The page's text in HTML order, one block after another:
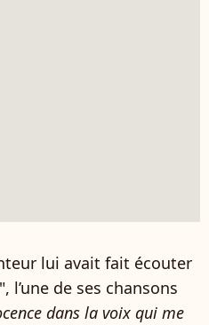
lui avait fait écouter
", l’une de ses chansons
dans la voix qui me